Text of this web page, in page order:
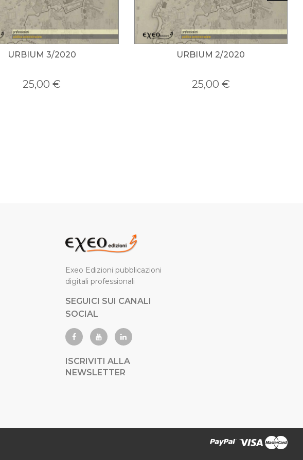
URBIUM 2/2020 URBIUM 1/2020
Exeo Edizioni pubblicazioni
digitali professionali
SEGUICI SUI CANALI
SOCIAL
ISCRIVITI ALLA
NEWSLETTER